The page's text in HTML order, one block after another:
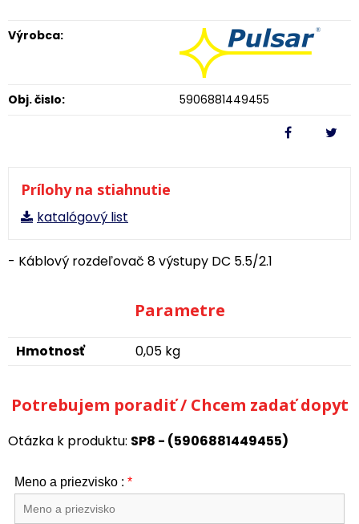
Výrobca:
Obj. čislo: 5906881449455
Prílohy na stiahnutie
katalógový list
- Káblový rozdeľovač 8 výstupy DC 5.5/2.1
Parametre
Hmotnosť 0,05 kg
Potrebujem poradiť / Chcem zadať dopyt
Otázka k produktu: SP8 - (5906881449455)